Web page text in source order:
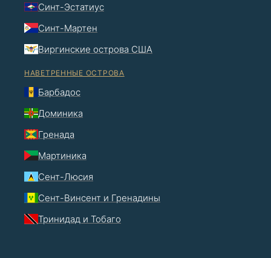
Синт-Эстатиус
Синт-Мартен
Виргинские острова США
НАВЕТРЕННЫЕ ОСТРОВА
Барбадос
Доминика
Гренада
Мартиника
Сент-Люсия
Сент-Винсент и Гренадины
Тринидад и Тобаго